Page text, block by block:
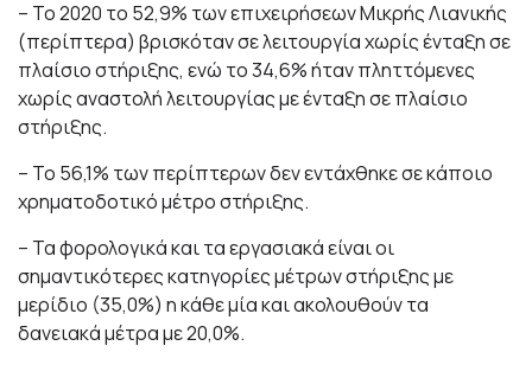
– Το 2020 το 52,9% των επιχειρήσεων Μικρής Λιανικής
(περίπτερα) βρισκόταν σε λειτουργία χωρίς ένταξη σε
πλαίσιο στήριξης, ενώ το 34,6% ήταν πληττόμενες
χωρίς αναστολή λειτουργίας με ένταξη σε πλαίσιο
στήριξης.
– Το 56,1% των περίπτερων δεν εντάχθηκε σε κάποιο
χρηματοδοτικό μέτρο στήριξης.
– Τα φορολογικά και τα εργασιακά είναι οι
σημαντικότερες κατηγορίες μέτρων στήριξης με
μερίδιο (35,0%) η κάθε μία και ακολουθούν τα
δανειακά μέτρα με 20,0%.